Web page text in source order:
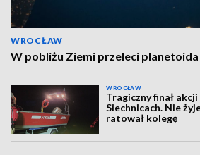
WROCŁAW
W pobliżu Ziemi przeleci planetoida
WROCŁAW
Tragiczny finał
Siechnicach. Nie
ratował kolegę